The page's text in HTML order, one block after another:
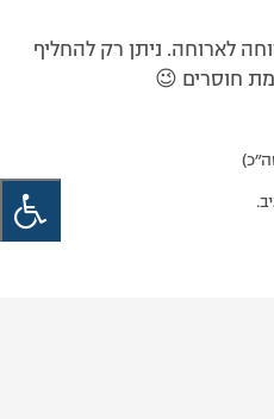
לארוחה. ניתן רק להחליף
חוסרים 😉